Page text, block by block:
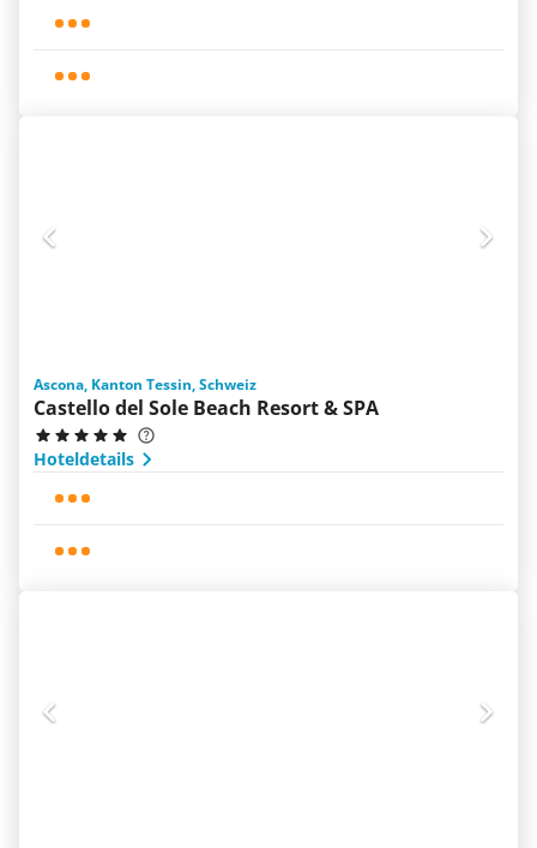
Ascona, Kanton Tessin, Schweiz
Castello del Sole Beach Resort & SPA
Hoteldetails